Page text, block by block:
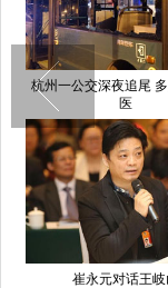
杭州一公交深夜追尾
医
崔永元对话王岐